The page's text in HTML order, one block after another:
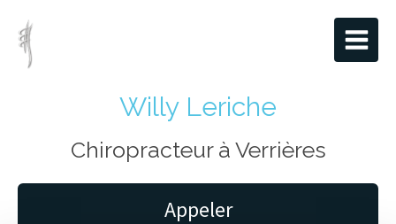
Willy Leriche
Chiropracteur à Verrières
Appeler